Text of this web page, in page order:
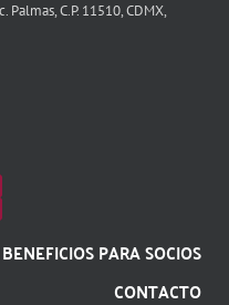
C.P. 11510, CDMX,
BENEFICIOS PARA SOCIOS
CONTACTO